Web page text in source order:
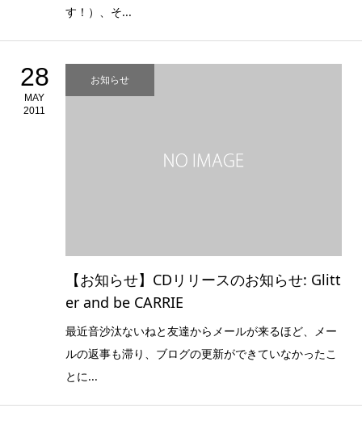
す！）、そ...
28
MAY
2011
お知らせ
【お知らせ】CDリリースのお知らせ: Glitt
er and be CARRIE
最近音沙汰ないねと友達からメールが来るほど、メー
ルの返事も滞り、ブログの更新ができていなかったこ
とに...